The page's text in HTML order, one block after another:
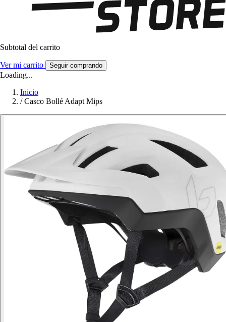
Subtotal del carrito
Ver mi carrito Seguir comprando
Loading...
Inicio
/ Casco Bollé Adapt Mips